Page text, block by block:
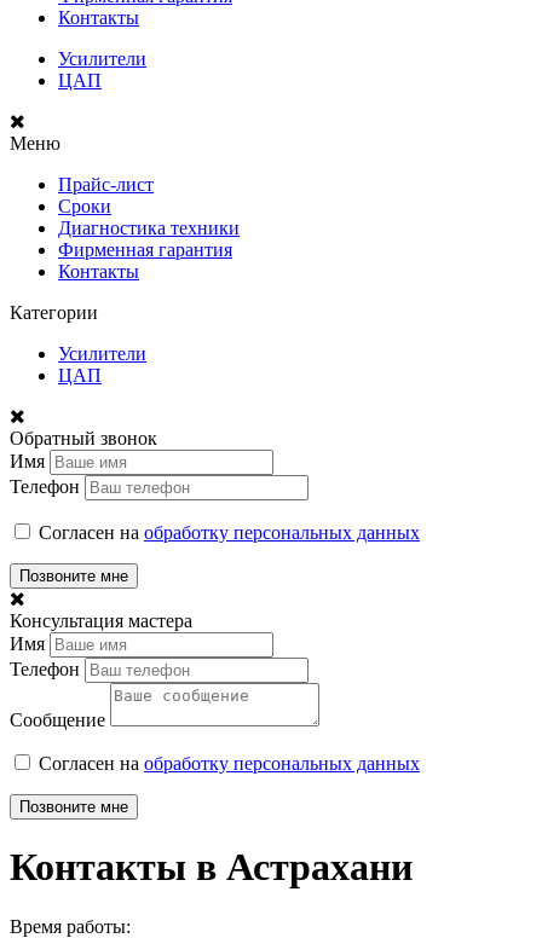
Контакты
Усилители
ЦАП
Меню
Прайс-лист
Сроки
Диагностика техники
Фирменная гарантия
Контакты
Категории
Усилители
ЦАП
Обратный звонок
Имя
Телефон
Согласен на обработку персональных данных
Позвоните мне
Консультация мастера
Имя
Телефон
Сообщение
Согласен на обработку персональных данных
Позвоните мне
Контакты в Астрахани
Время работы: